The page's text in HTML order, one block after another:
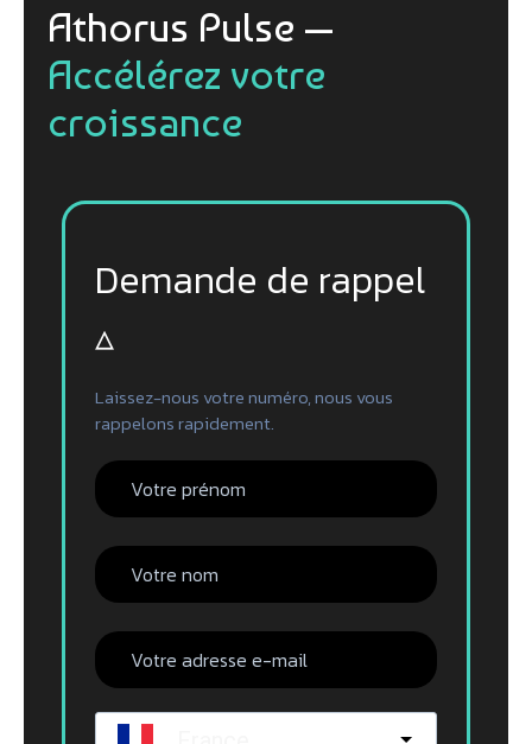
Athorus Pulse —
Accélérez votre
croissance
Demande de rappel
▵
Laissez-nous votre numéro, nous vous
rappelons rapidement.